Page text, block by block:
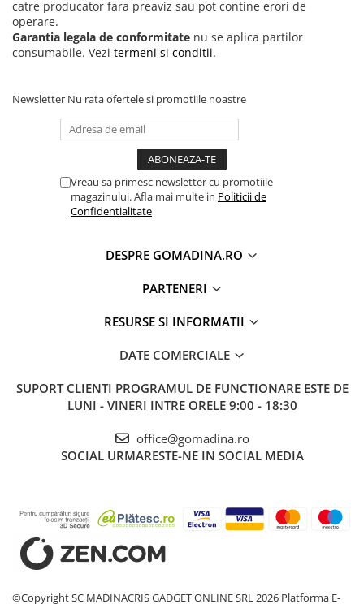
catre producator fara preaviz sau pot contine erori de
operare.
Garantia legala de conformitate nu se aplica partilor
consumabile. Vezi termeni si conditii.
Newsletter Nu rata ofertele si promotiile noastre
Vreau sa primesc newsletter cu promotiile
magazinului. Afla mai multe in Politicii de
Confidentialitate
DESPRE GOMADINA.RO
PARTENERI
RESURSE SI INFORMATII
DATE COMERCIALE
SUPORT CLIENTI PROGRAMUL DE FUNCTIONARE ESTE DE
LUNI - VINERI INTRE ORELE 9:00 - 18:30
office@gomadina.ro
SOCIAL URMARESTE-NE IN SOCIAL MEDIA
©Copyright SC MADINACRIS GADGET ONLINE SRL 2026 Platforma E-